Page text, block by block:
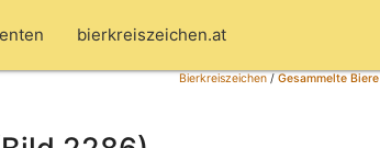
bierkreiszeichen.at
Bierkreiszeichen/Gesammelte Biere